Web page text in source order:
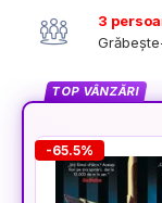
3
TOP VÂNZĂRI
-65.5%